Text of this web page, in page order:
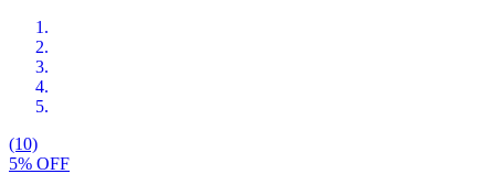
(10)
5% OFF